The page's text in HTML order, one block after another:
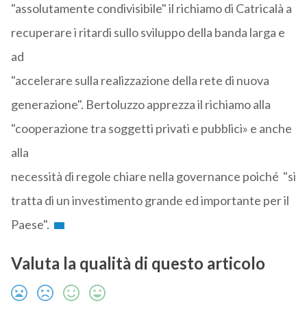
"assolutamente condivisibile" il richiamo di Catricalà a
recuperare i ritardi sullo sviluppo della banda larga e
ad
"accelerare sulla realizzazione della rete di nuova
generazione". Bertoluzzo apprezza il richiamo alla
"cooperazione tra soggetti privati e pubblici» e anche
alla
necessità di regole chiare nella governance poiché "si
tratta di un investimento grande ed importante per il
Paese".
Valuta la qualità di questo articolo